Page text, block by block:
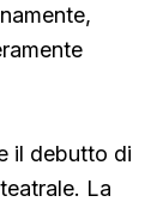
il debutto di
La